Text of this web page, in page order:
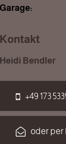
Garage:
Kontakt
Heidi Bendler
+49 173
oder per